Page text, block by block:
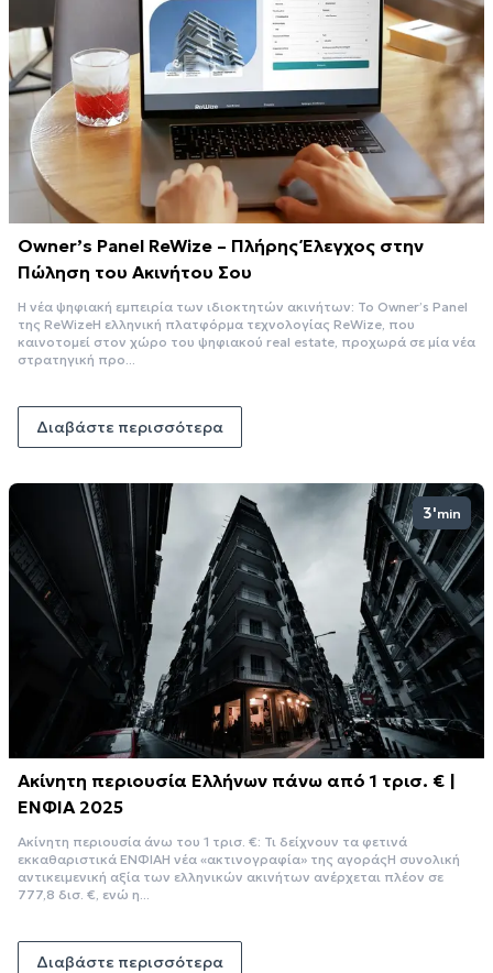
Owner’s Panel ReWize – Πλήρης Έλεγχος στην
Πώληση του Ακινήτου Σου
Η νέα ψηφιακή εμπειρία των ιδιοκτητών ακινήτων: Το Owner’s Panel
της ReWizeΗ ελληνική πλατφόρμα τεχνολογίας ReWize, που
καινοτομεί στον χώρο του ψηφιακού real estate, προχωρά σε μία νέα
στρατηγική προ...
Διαβάστε περισσότερα
3'min
Ακίνητη περιουσία Ελλήνων πάνω από 1 τρισ. € |
ΕΝΦΙΑ 2025
Ακίνητη περιουσία άνω του 1 τρισ. €: Τι δείχνουν τα φετινά
εκκαθαριστικά ΕΝΦΙΑΗ νέα «ακτινογραφία» της αγοράςΗ συνολική
αντικειμενική αξία των ελληνικών ακινήτων ανέρχεται πλέον σε
777,8 δισ. €, ενώ η...
Διαβάστε περισσότερα